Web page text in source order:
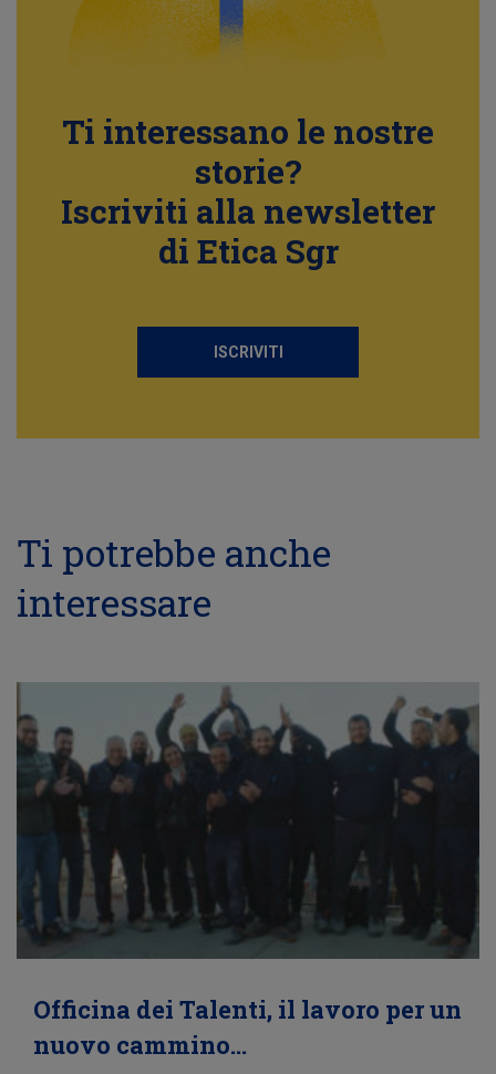
Ti interessano le nostre
storie?
Iscriviti alla newsletter
di Etica Sgr
ISCRIVITI
Ti potrebbe anche
interessare
Officina dei Talenti, il lavoro per un
nuovo cammino…